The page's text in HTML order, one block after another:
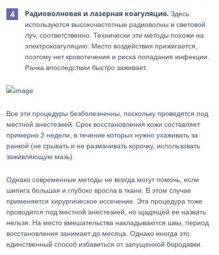
Радиоволновая и лазерная коагуляция. Здесь
используются высокочастотные радиоволны и световой
луч, соответственно. Технически эти методы похожи на
электрокоагуляцию. Место воздействия прижигается,
поэтому нет кровотечения и риска попадания инфекции.
Ранка впоследствии быстро заживает.
Все эти процедуры безболезненны, поскольку проводятся под
местной анестезией. Срок восстановления кожи составляет
примерно 2 недели, в течение которых нужно ухаживать за
ранкой (не срывать и не размачивать корочку, использовать
заживляющую мазь).
Однако современные методы не всегда могут помочь, если
шипига большая и глубоко вросла в ткани. В этом случае
применяется хирургическое иссечение. Эта процедура тоже
проводится под местной анестезией, но щадящей ее назвать
нельзя. На место вмешательства накладываются швы, период
восстановления занимает до месяца. Однако иногда это
единственный способ избавиться от запущенной бородавки.